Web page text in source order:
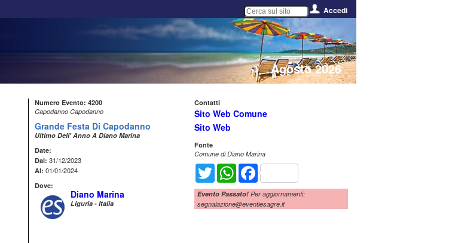
Accedi
Agosto 2026
Numero Evento: 4200
Capodanno Capodanno
Grande Festa Di Capodanno
Ultimo Dell' Anno A Diano Marina
Date:
Dal: 31/12/2023
Al: 01/01/2024
Dove:
Diano Marina
Liguria - Italia
Contatti
Sito Web Comune
Sito Web
Fonte
Comune di Diano Marina
Twitter WhatsAppFacebook
Evento Passato! Per aggiornamenti:
segnalazione@eventiesagre.it